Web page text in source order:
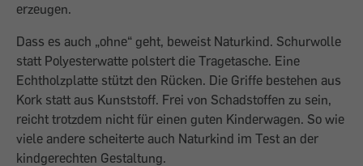
erzeugen.
Dass es auch „ohne“ geht, beweist Naturkind. Schurwolle
statt Polyesterwatte polstert die Tragetasche. Eine
Echtholzplatte stützt den Rücken. Die Griffe bestehen aus
Kork statt aus Kunststoff. Frei von Schadstoffen zu sein,
reicht trotzdem nicht für einen guten Kinderwagen. So wie
viele andere scheiterte auch Naturkind im Test an der
kindgerechten Gestaltung.